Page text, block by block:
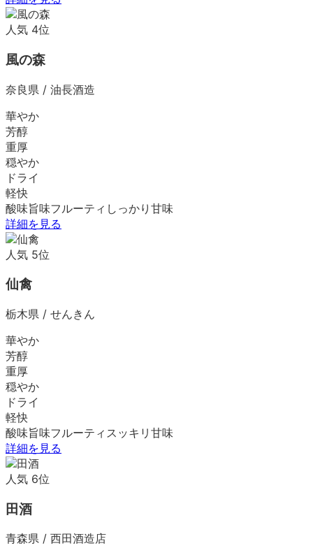
人気 4位
風の森
奈良県 / 油長酒造
華やか
芳醇
重厚
穏やか
ドライ
軽快
酸味旨味フルーティ しっかり 甘味
詳細を見る
人気 5位
仙禽
栃木県 / せんきん
華やか
芳醇
重厚
穏やか
ドライ
軽快
酸味旨味フルーティ スッキリ 甘味
詳細を見る
人気 6位
田酒
青森県 / 西田酒造店